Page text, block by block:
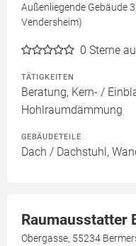
Außenliegende Gebäude
Vendersheim)
0 Sterne
TÄTIGKEITEN
Beratung, Kern- /
Hohlraumdämmung
GEBÄUDETEILE
Dach / Dachstuhl,
Raumausstatter
Obergasse, 55234